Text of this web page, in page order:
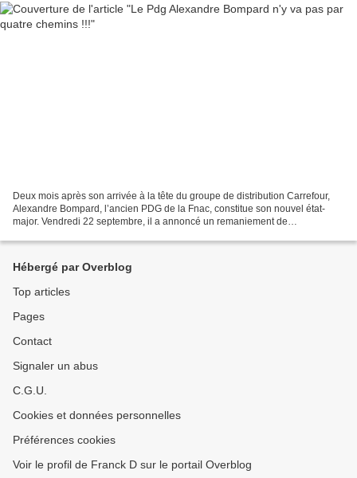
Deux mois après son arrivée à la tête du groupe de distribution Carrefour,
Alexandre Bompard, l’ancien PDG de la Fnac, constitue son nouvel état-
major. Vendredi 22 septembre, il a annoncé un remaniement de
Hébergé par Overblog
Top articles
Pages
Contact
Signaler un abus
C.G.U.
Cookies et données personnelles
Préférences cookies
Voir le profil de Franck D sur le portail Overblog